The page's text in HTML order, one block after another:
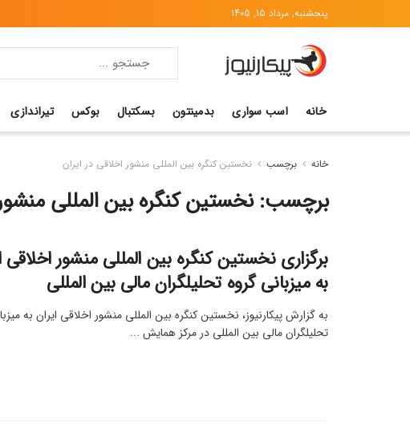
پنجشنبه, مرداد 15, 1405
خانه اسب سواری بدمینتون بسکتبال بوکس تیراندازی
خانه برچسب نخستین کنگره بین المللی منشور اخلاقی در ایران
برچسب:نخستین کنگره بین المللی
برگزاری نخستین کنگره بین المللی منشور اخلاقی
به میزبانی گروه تحلیلگران مالی بین المللی
به گزارش پیکارنیوز، نخستین کنگره بین المللی منشور اخلاقی ایران به
تحلیلگران مالی بین المللی در مرکز همایش ...